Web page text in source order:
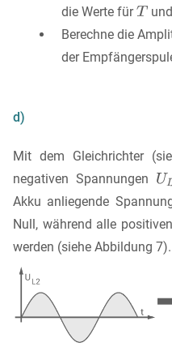
die Werte für
und
Berechne die
der
d)
Mit dem Gleichrichter
negativen Spannungen
Akku anliegende
Null, während alle
werden (siehe Abbildung 7).